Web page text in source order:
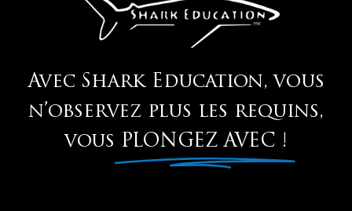
Avec Shark Education, vous
n’observez plus les requins,
vous PLONGEZ AVEC !